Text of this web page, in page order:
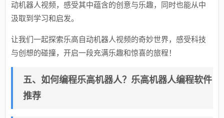
动机器人视频，感受其中蕴含的创意与乐趣，同时也能从中
汲取到学习和启发。
让我们一起探索乐高自动机器人视频的奇妙世界，感受科技
与创想的碰撞，开启一段充满乐趣和惊喜的旅程！
五、如何编程乐高机器人？乐高机器人编程软件
推荐